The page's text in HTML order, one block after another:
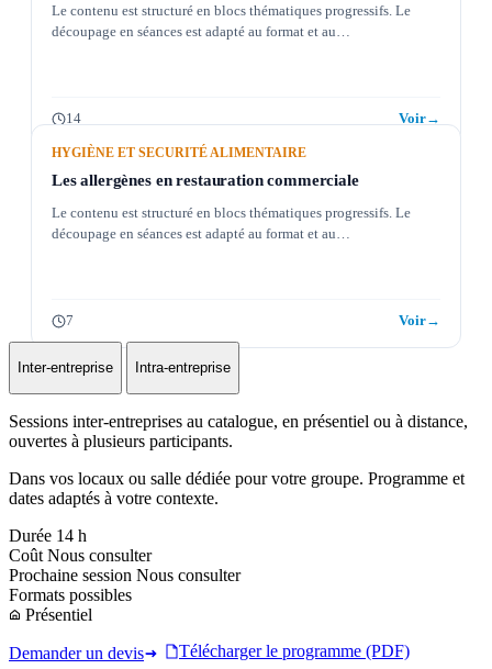
Le contenu est structuré en blocs thématiques progressifs. Le
découpage en séances est adapté au format et au…
14 Voir→
HYGIÈNE ET SECURITÉ ALIMENTAIRE
Les allergènes en restauration commerciale
Le contenu est structuré en blocs thématiques progressifs. Le
découpage en séances est adapté au format et au…
7 Voir→
Inter-entreprise Intra-entreprise
Sessions inter-entreprises au catalogue, en présentiel ou à distance,
ouvertes à plusieurs participants.
Dans vos locaux ou salle dédiée pour votre groupe. Programme et
dates adaptés à votre contexte.
Durée 14 h
Coût Nous consulter
Prochaine session Nous consulter
Formats possibles
Présentiel
Demander un devis Télécharger le programme (PDF)